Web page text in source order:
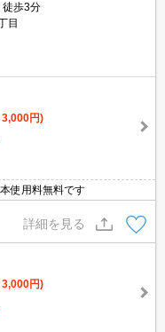
徒歩3分
目
3,000円)
使用料無料です
詳細を見る
3,000円)